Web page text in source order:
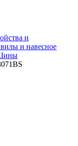
и
и навесное